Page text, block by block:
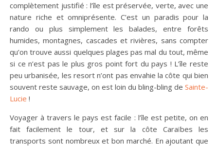
complètement justifié : l’île est préservée, verte, avec une
nature riche et omniprésente. C’est un paradis pour la
rando ou plus simplement les balades, entre forêts
humides, montagnes, cascades et rivières, sans compter
qu’on trouve aussi quelques plages pas mal du tout, même
si ce n’est pas le plus gros point fort du pays ! L’île reste
peu urbanisée, les resort n’ont pas envahie la côte qui bien
souvent reste sauvage, on est loin du bling-bling de Sainte-
Lucie !
Voyager à travers le pays est facile : l’île est petite, on en
fait facilement le tour, et sur la côte Caraïbes les
transports sont nombreux et bon marché. En ajoutant que